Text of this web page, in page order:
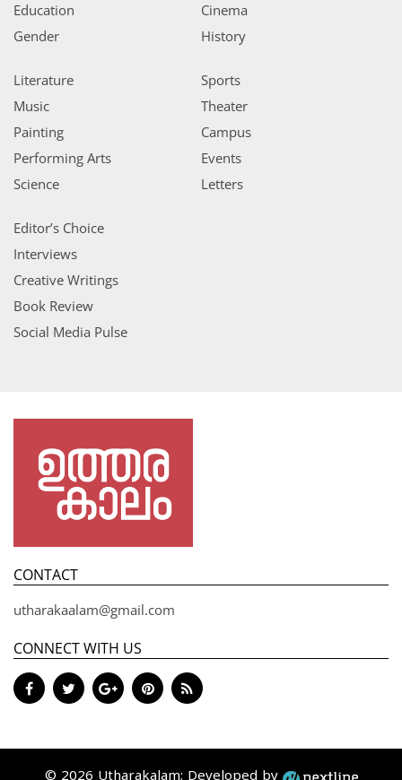
Education
Gender
Cinema
History
Literature
Music
Painting
Performing Arts
Science
Sports
Theater
Campus
Events
Letters
Editor’s Choice
Interviews
Creative Writings
Book Review
Social Media Pulse
CONTACT
utharakaalam@gmail.com
CONNECT WITH US
© 2026 Utharakalam; Developed by